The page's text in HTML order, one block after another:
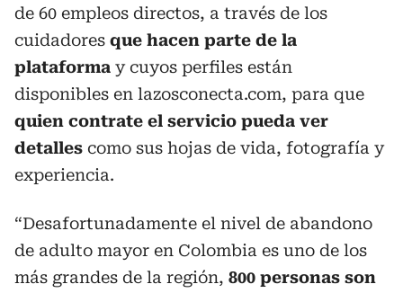
de 60 empleos directos, a través de los
cuidadores que hacen parte de la
plataforma y cuyos perfiles están
disponibles en lazosconecta.com, para que
quien contrate el servicio pueda ver
detalles como sus hojas de vida, fotografía y
experiencia.
“Desafortunadamente el nivel de abandono
de adulto mayor en Colombia es uno de los
más grandes de la región, 800 personas son